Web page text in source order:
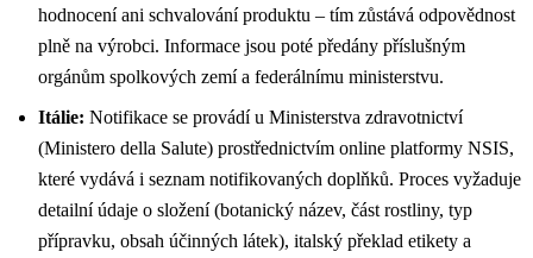
hodnocení ani schvalování produktu – tím zůstává odpovědnost
plně na výrobci. Informace jsou poté předány příslušným
orgánům spolkových zemí a federálnímu ministerstvu.
Itálie: Notifikace se provádí u Ministerstva zdravotnictví
(Ministero della Salute) prostřednictvím online platformy NSIS,
které vydává i seznam notifikovaných doplňků. Proces vyžaduje
detailní údaje o složení (botanický název, část rostliny, typ
přípravku, obsah účinných látek), italský překlad etikety a